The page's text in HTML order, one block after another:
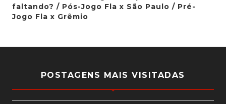
faltando? / Pós-Jogo Fla x São Paulo / Pré-
Jogo Fla x Grêmio
POSTAGENS MAIS VISITADAS